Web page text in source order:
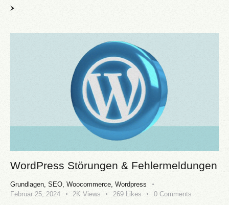
WordPress Störungen & Fehlermeldungen
Grundlagen, SEO, Woocommerce, Wordpress
Februar 25, 2024
2K Views 269 Likes 0 Comments